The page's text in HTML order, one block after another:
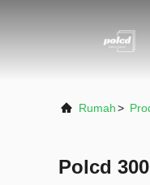
Rumah>
Polcd